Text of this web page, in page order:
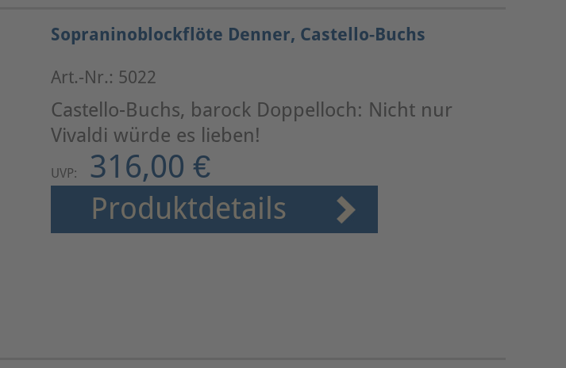
Sopraninoblockflöte Denner, Castello-Buchs
Art.-Nr.: 5022
Castello-Buchs, barock Doppelloch: Nicht nur
Vivaldi würde es lieben!
UVP: 316,00 €
Produktdetails